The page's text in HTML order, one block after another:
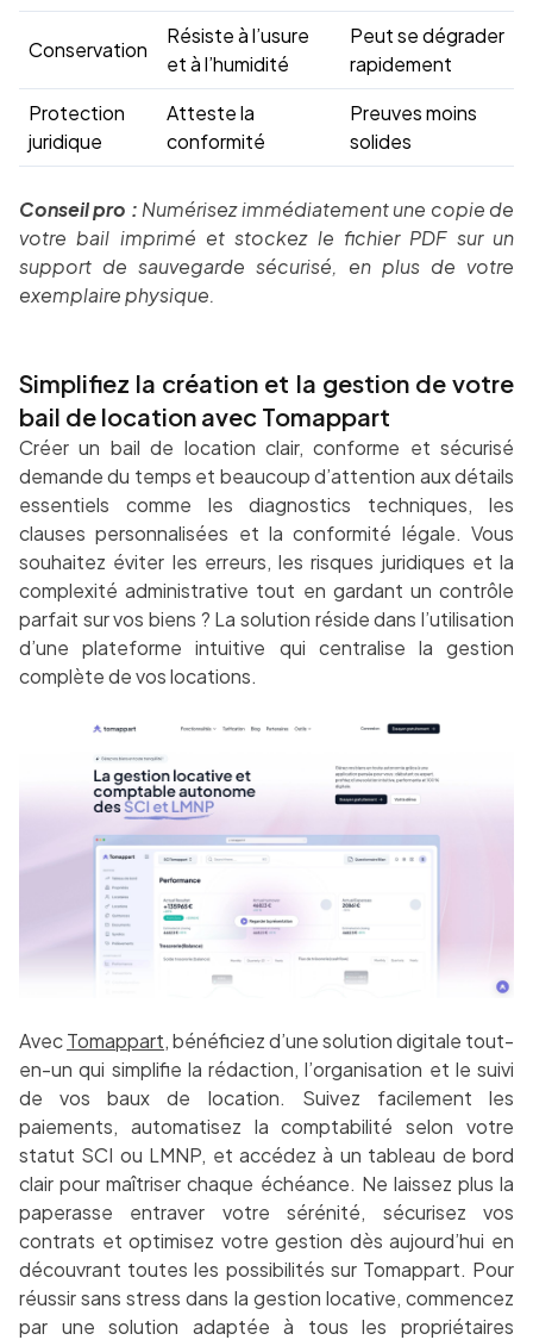
Conservation
Résiste à l’usure
et à l’humidité
Peut se dégrader
rapidement
Protection
juridique
Atteste la
conformité
Preuves moins
solides
Conseil pro : Numérisez immédiatement une copie de
votre bail imprimé et stockez le fichier PDF sur un
support de sauvegarde sécurisé, en plus de votre
exemplaire physique.
Simplifiez la création et la gestion de votre
bail de location avec Tomappart
Créer un bail de location clair, conforme et sécurisé
demande du temps et beaucoup d’attention aux détails
essentiels comme les diagnostics techniques, les
clauses personnalisées et la conformité légale. Vous
souhaitez éviter les erreurs, les risques juridiques et la
complexité administrative tout en gardant un contrôle
parfait sur vos biens ? La solution réside dans l’utilisation
d’une plateforme intuitive qui centralise la gestion
complète de vos locations.
AvecTomappart, bénéficiez d’une solution digitale tout-
en-un qui simplifie la rédaction, l’organisation et le suivi
de vos baux de location. Suivez facilement les
paiements, automatisez la comptabilité selon votre
statut SCI ou LMNP, et accédez à un tableau de bord
clair pour maîtriser chaque échéance. Ne laissez plus la
paperasse entraver votre sérénité, sécurisez vos
contrats et optimisez votre gestion dès aujourd’hui en
découvrant toutes les possibilités sur Tomappart. Pour
réussir sans stress dans la gestion locative, commencez
par une solution adaptée à tous les propriétaires